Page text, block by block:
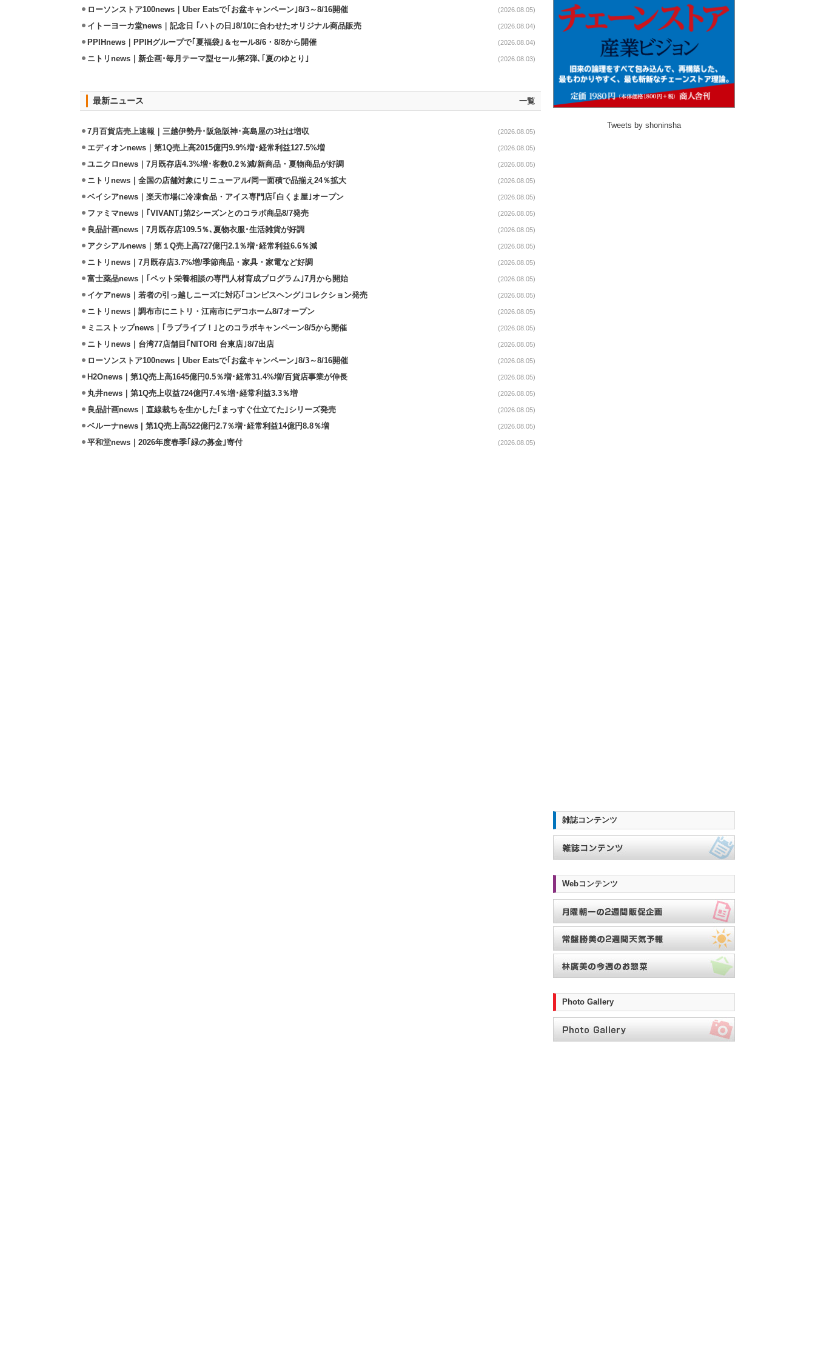
ローソンストア100news｜Uber Eatsで｢お盆キャンペーン｣8/3～8/16開催 (2026.08.05)
イトーヨーカ堂news｜記念日 ｢ハトの日｣8/10に合わせたオリジナル商品販売 (2026.08.04)
PPIHnews｜PPIHグループで｢夏福袋｣＆セール8/6・8/8から開催 (2026.08.04)
ニトリnews｜新企画･毎月テーマ型セール第2弾､｢夏のゆとり｣ (2026.08.03)
最新ニュース 一覧
7月百貨店売上速報｜三越伊勢丹･阪急阪神･高島屋の3社は増収 (2026.08.05)
エディオンnews｜第1Q売上高2015億円9.9%増･経常利益127.5%増 (2026.08.05)
ユニクロnews｜7月既存店4.3%増･客数0.2％減/新商品・夏物商品が好調 (2026.08.05)
ニトリnews｜全国の店舗対象にリニューアル/同一面積で品揃え24％拡大 (2026.08.05)
ベイシアnews｜楽天市場に冷凍食品・アイス専門店｢白くま屋｣オープン (2026.08.05)
ファミマnews｜｢VIVANT｣第2シーズンとのコラボ商品8/7発売 (2026.08.05)
良品計画news｜7月既存店109.5％､夏物衣服･生活雑貨が好調 (2026.08.05)
アクシアルnews｜第１Q売上高727億円2.1％増･経常利益6.6％減 (2026.08.05)
ニトリnews｜7月既存店3.7%増/季節商品・家具・家電など好調 (2026.08.05)
富士薬品news｜｢ペット栄養相談の専門人材育成プログラム｣7月から開始 (2026.08.05)
イケアnews｜若者の引っ越しニーズに対応｢コンピスヘング｣コレクション発売 (2026.08.05)
ニトリnews｜調布市にニトリ・江南市にデコホーム8/7オープン (2026.08.05)
ミニストップnews｜｢ラブライブ！｣とのコラボキャンペーン8/5から開催 (2026.08.05)
ニトリnews｜台湾77店舗目｢NITORI 台東店｣8/7出店 (2026.08.05)
ローソンストア100news｜Uber Eatsで｢お盆キャンペーン｣8/3～8/16開催 (2026.08.05)
H2Onews｜第1Q売上高1645億円0.5％増･経常31.4%増/百貨店事業が伸長 (2026.08.05)
丸井news｜第1Q売上収益724億円7.4％増･経常利益3.3％増 (2026.08.05)
良品計画news｜直線裁ちを生かした｢まっすぐ仕立てた｣シリーズ発売 (2026.08.05)
ベルーナnews | 第1Q売上高522億円2.7％増･経常利益14億円8.8％増 (2026.08.05)
平和堂news｜2026年度春季｢緑の募金｣寄付 (2026.08.05)
Tweets by shoninsha
雑誌コンテンツ
Webコンテンツ
Photo Gallery